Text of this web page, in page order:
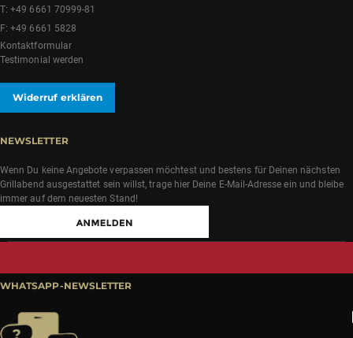
T:+49 6661 70999-81
F: +49 6661 5828
Kontaktformular
Testimonial werden
Widerruf erklären
NEWSLETTER
Wenn Du keine Angebote verpassen möchtest und bestens für Deinen nächsten
Grillabend ausgestattet sein willst, trage hier Deine E-Mail-Adresse ein und bleibe
immer auf dem neuesten Stand!
WHATSAPP-NEWSLETTER